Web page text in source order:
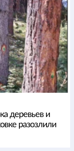
деревьев и
разозлили